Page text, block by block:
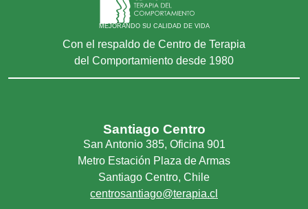
MEJORANDO SU CALIDAD DE VIDA
Con el respaldo de Centro de Terapia
del Comportamiento desde 1980
Santiago Centro
San Antonio 385, Oficina 901
Metro Estación Plaza de Armas
Santiago Centro, Chile
centrosantiago@terapia.cl